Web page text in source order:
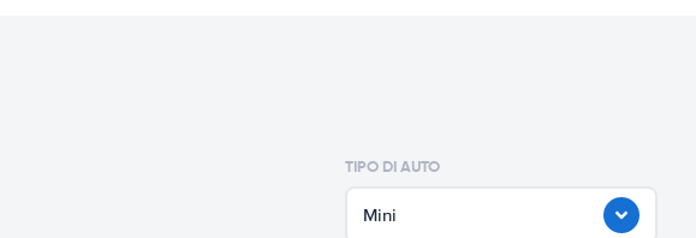
TIPO DI AUTO
Mini